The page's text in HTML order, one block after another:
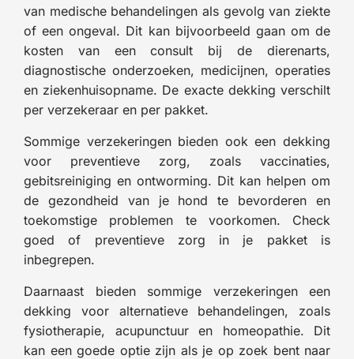
van medische behandelingen als gevolg van ziekte
of een ongeval. Dit kan bijvoorbeeld gaan om de
kosten van een consult bij de dierenarts,
diagnostische onderzoeken, medicijnen, operaties
en ziekenhuisopname. De exacte dekking verschilt
per verzekeraar en per pakket.
Sommige verzekeringen bieden ook een dekking
voor preventieve zorg, zoals vaccinaties,
gebitsreiniging en ontworming. Dit kan helpen om
de gezondheid van je hond te bevorderen en
toekomstige problemen te voorkomen. Check
goed of preventieve zorg in je pakket is
inbegrepen.
Daarnaast bieden sommige verzekeringen een
dekking voor alternatieve behandelingen, zoals
fysiotherapie, acupunctuur en homeopathie. Dit
kan een goede optie zijn als je op zoek bent naar